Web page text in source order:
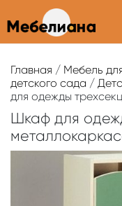
Главная / Мебель
детского сада /
для одежды
Шкаф для